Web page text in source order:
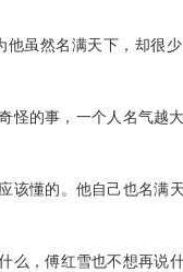
虽然名满天下，却很少
事，一个人名气越大
懂的。他自己也名满
，傅红雪也不想再说什